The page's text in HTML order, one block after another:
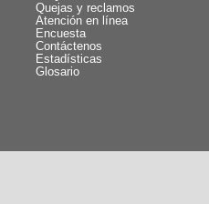
Quejas y reclamos
Atención en línea
Encuesta
Contáctenos
Estadísticas
Glosario